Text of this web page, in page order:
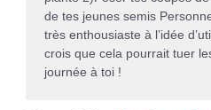
de tes jeunes semis
très enthousiaste à l’idée
crois que cela pourrait tuer
journée à toi !